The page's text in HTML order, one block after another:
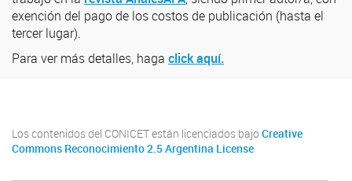
exención del pago de los costos de publicación (hasta el
tercer lugar).
Para ver más detalles, haga click aquí.
Los contenidos del CONICET están licenciados bajo Creative
Commons Reconocimiento 2.5 Argentina License